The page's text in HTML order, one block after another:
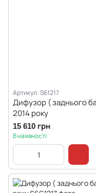
Артикул: S61217
Дифузор ( заднього
2014 року
15 610 грн
В наявності